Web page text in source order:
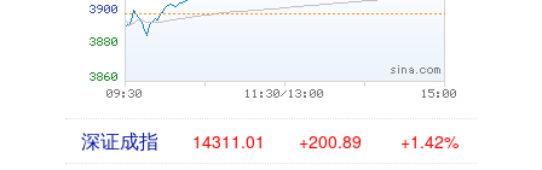
深证成指 14311.01 +200.89 +1.42%